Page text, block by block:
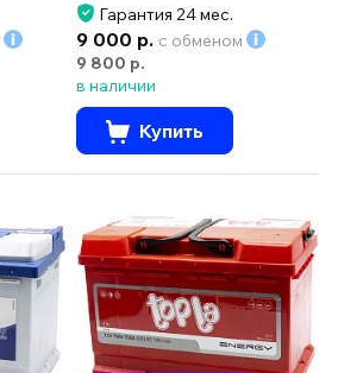
Гарантия 24 мес.
9 000 р. с обменом
9 800 р.
в наличии
Купить